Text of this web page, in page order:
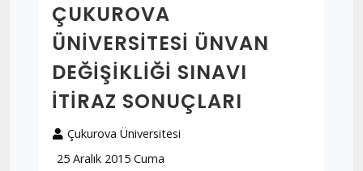
ÇUKUROVA
ÜNIVERSITESI ÜNVAN
DEĞIŞIKLIĞI SINAVI
İTIRAZ SONUÇLARI
Çukurova Üniversitesi
25 Aralık 2015 Cuma